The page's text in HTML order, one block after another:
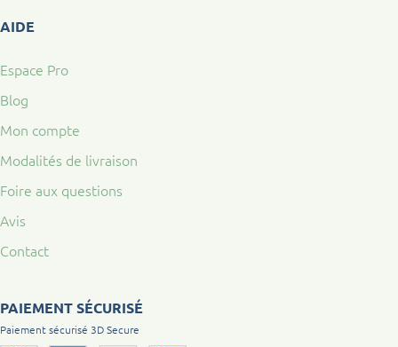
AIDE
Espace Pro
Blog
Mon compte
Modalités de livraison
Foire aux questions
Avis
Contact
PAIEMENT SÉCURISÉ
Paiement sécurisé 3D Secure